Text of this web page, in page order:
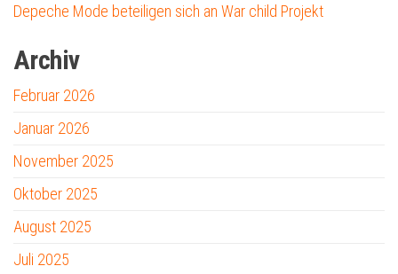
Depeche Mode beteiligen sich an War child Projekt
Archiv
Februar 2026
Januar 2026
November 2025
Oktober 2025
August 2025
Juli 2025